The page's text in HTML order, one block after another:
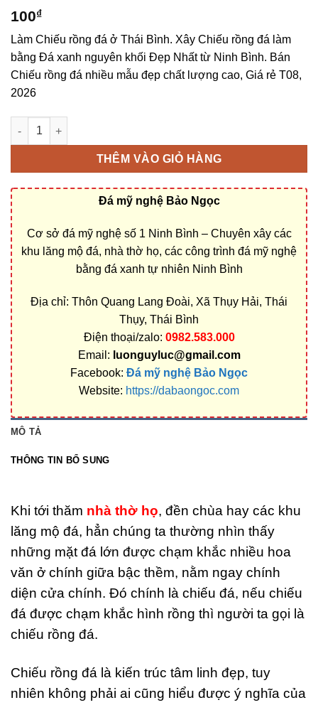
100₫
Làm Chiếu rồng đá ở Thái Bình. Xây Chiếu rồng đá làm
bằng Đá xanh nguyên khối Đẹp Nhất từ Ninh Bình. Bán
Chiếu rồng đá nhiều mẫu đẹp chất lượng cao, Giá rẻ T08,
2026
Chiếu rồng nhà thờ họ ở Thái Bình bằng Đá xanh nguyên
THÊM VÀO GIỎ HÀNG
Đá mỹ nghệ Bảo Ngọc
Cơ sở đá mỹ nghệ số 1 Ninh Bình – Chuyên xây các
khu lăng mộ đá, nhà thờ họ, các công trình đá mỹ nghệ
bằng đá xanh tự nhiên Ninh Bình
Địa chỉ: Thôn Quang Lang Đoài, Xã Thụy Hải, Thái
Thụy, Thái Bình
Điện thoại/zalo: 0982.583.000
Email: luonguyluc@gmail.com
Facebook: Đá mỹ nghệ Bảo Ngọc
Website: https://dabaongoc.com
MÔ TẢ
THÔNG TIN BỔ SUNG
Khi tới thăm nhà thờ họ, đền chùa hay các khu
lăng mộ đá, hẳn chúng ta thường nhìn thấy
những mặt đá lớn được chạm khắc nhiều hoa
văn ở chính giữa bậc thềm, nằm ngay chính
diện cửa chính. Đó chính là chiếu đá, nếu chiếu
đá được chạm khắc hình rồng thì người ta gọi là
chiếu rồng đá.
Chiếu rồng đá là kiến trúc tâm linh đẹp, tuy
nhiên không phải ai cũng hiểu được ý nghĩa của